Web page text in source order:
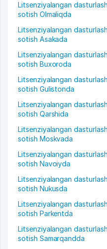
Litsenziyalangan
sotish Olmaliqda
Litsenziyalangan
sotish Asakada
Litsenziyalangan
sotish Buxoroda
Litsenziyalangan
sotish Gulistonda
Litsenziyalangan
sotish Qarshida
Litsenziyalangan
sotish Moskvada
Litsenziyalangan
sotish Navoiyda
Litsenziyalangan
sotish Nukusda
Litsenziyalangan
sotish Parkentda
Litsenziyalangan
sotish Samarqandda